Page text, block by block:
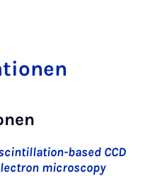
based CCD
microscopy